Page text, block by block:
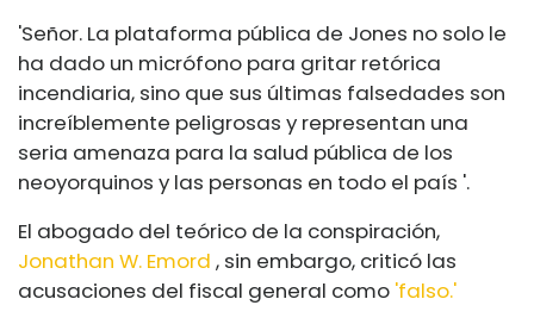
'Señor. La plataforma pública de Jones no solo le
ha dado un micrófono para gritar retórica
incendiaria, sino que sus últimas falsedades son
increíblemente peligrosas y representan una
seria amenaza para la salud pública de los
neoyorquinos y las personas en todo el país '.
El abogado del teórico de la conspiración,
Jonathan W. Emord , sin embargo, criticó las
acusaciones del fiscal general como 'falso.'